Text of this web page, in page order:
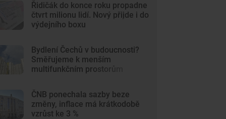
Řidičák do konce roku propadne
čtvrt milionu lidí. Nový přijde i do
výdejního boxu
Bydlení Čechů v budoucnosti?
Směřujeme k menším
multifunkčním prostorům
ČNB ponechala sazby beze
změny, inflace má krátkodobě
vzrůst ke 3 %